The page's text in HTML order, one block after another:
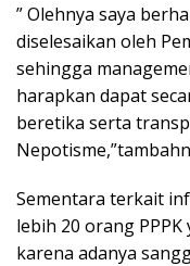
” Olehnya saya
diselesaikan oleh
sehingga
harapkan dapat
beretika serta
Sementara terkait
lebih 20 orang
karena adanya